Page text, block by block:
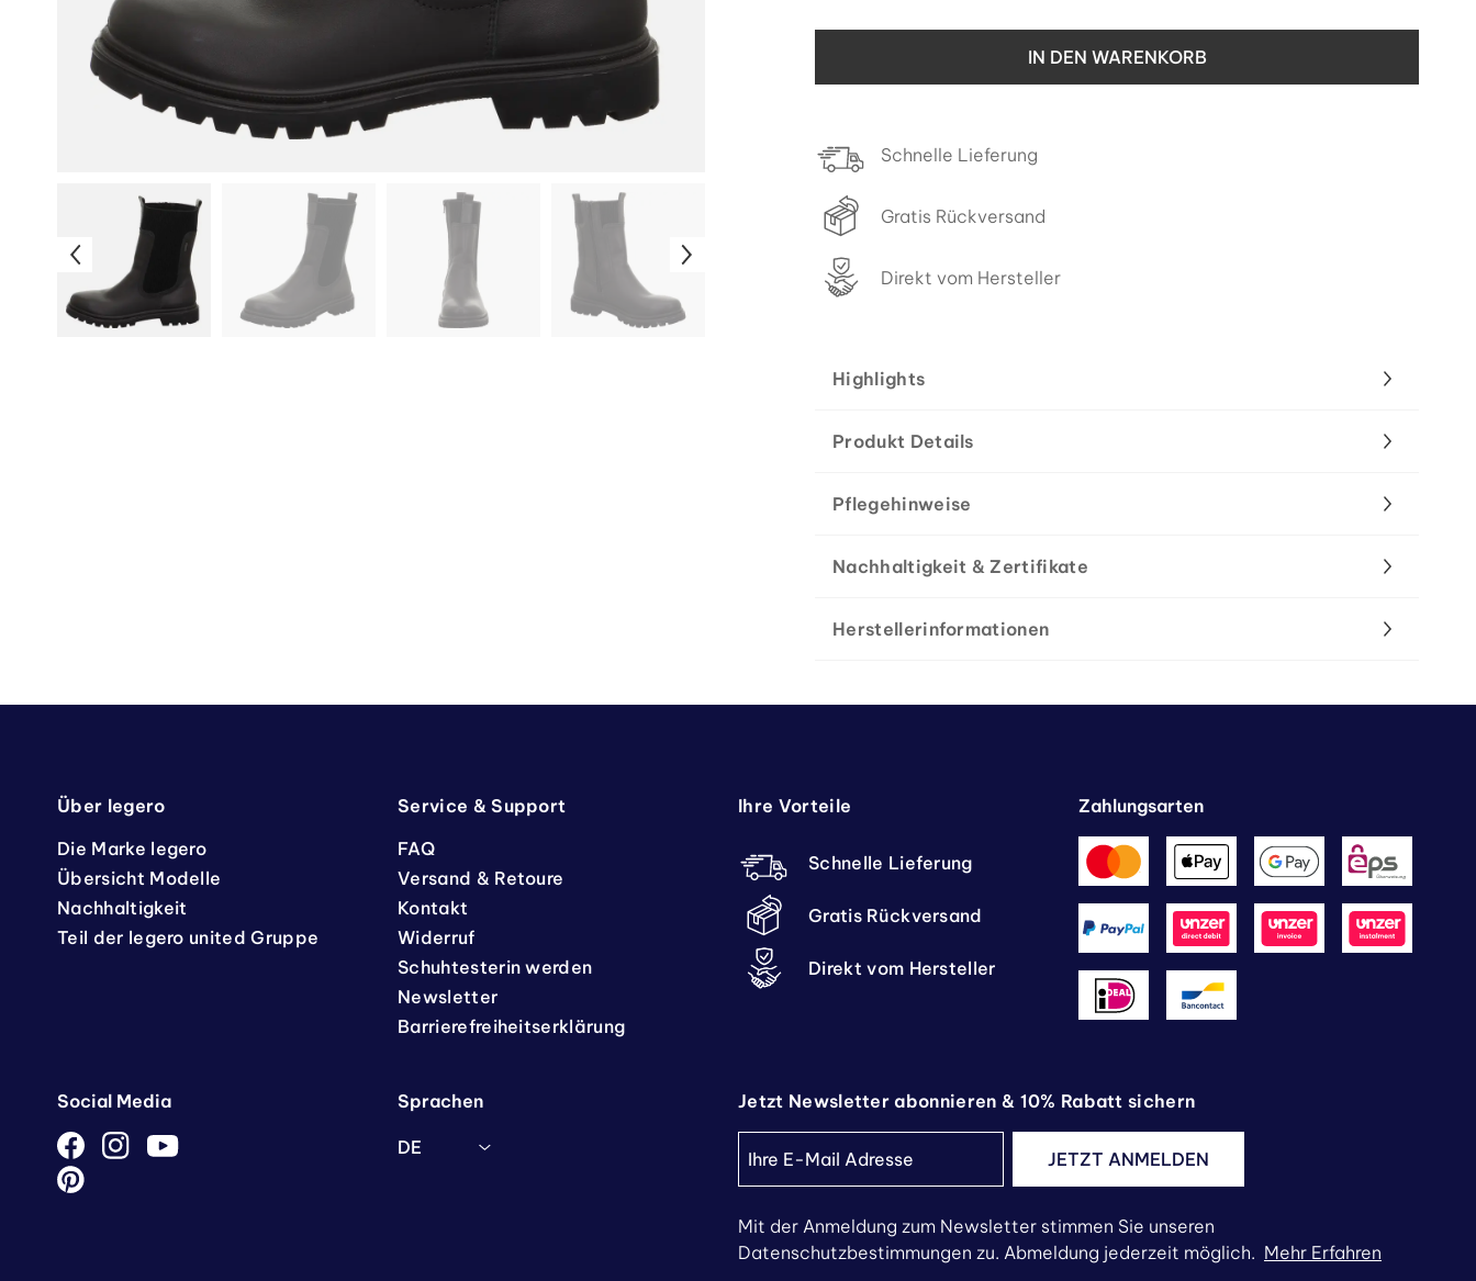
IN DEN WARENKORB
Schnelle Lieferung
Gratis Rückversand
Direkt vom Hersteller
Highlights
Produkt Details
Pflegehinweise
Nachhaltigkeit & Zertifikate
Herstellerinformationen
Über legero
Die Marke legero
Übersicht Modelle
Nachhaltigkeit
Teil der legero united Gruppe
Service & Support
FAQ
Versand & Retoure
Kontakt
Widerruf
Schuhtesterin werden
Newsletter
Barrierefreiheitserklärung
Ihre Vorteile
Schnelle Lieferung
Gratis Rückversand
Direkt vom Hersteller
Zahlungsarten
Social Media Sprachen
DE
Jetzt Newsletter abonnieren & 10% Rabatt sichern
JETZT ANMELDEN
Mit der Anmeldung zum Newsletter stimmen Sie unseren
Datenschutzbestimmungen zu. Abmeldung jederzeit möglich. Mehr Erfahren